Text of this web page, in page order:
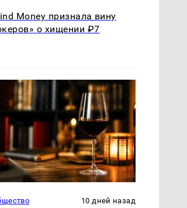
Money признала вину
о хищении ₽7
10 дней назад